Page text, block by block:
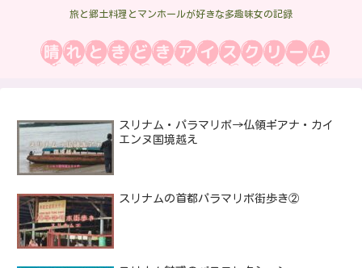
旅と郷土料理とマンホールが好きな多趣味女の記録
スリナム・パラマリボ→仏領ギアナ・カイ
エンヌ国境越え
スリナムの首都パラマリボ街歩き②